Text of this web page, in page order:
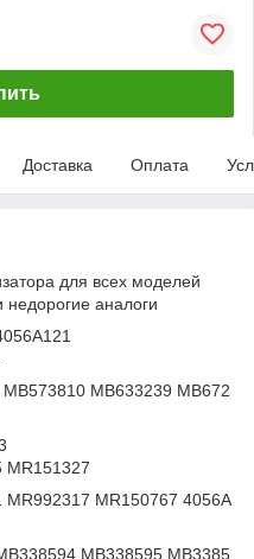
Доставка Оплата
для всех моделей
аналоги
MB633239 MB672
MR151327
MR150767 4056A
MB338595 MB3385